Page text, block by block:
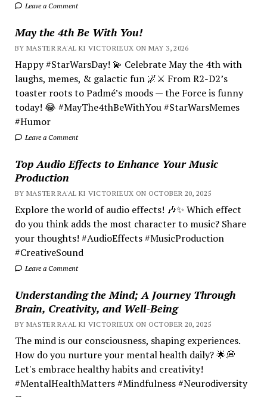
Leave a Comment
May the 4th Be With You!
BY MASTER RA'AL KI VICTORIEUX ON MAY 3, 2026
Happy #StarWarsDay! 💫 Celebrate May the 4th with
laughs, memes, & galactic fun 🌌⚔️ From R2-D2’s
toaster roots to Padmé’s moods — the Force is funny
today! 😂 #MayThe4thBeWithYou #StarWarsMemes
#Humor
Leave a Comment
Top Audio Effects to Enhance Your Music
Production
BY MASTER RA'AL KI VICTORIEUX ON OCTOBER 20, 2025
Explore the world of audio effects! 🎶✨ Which effect
do you think adds the most character to music? Share
your thoughts! #AudioEffects #MusicProduction
#CreativeSound
Leave a Comment
Understanding the Mind; A Journey Through
Brain, Creativity, and Well-Being
BY MASTER RA'AL KI VICTORIEUX ON OCTOBER 20, 2025
The mind is our consciousness, shaping experiences.
How do you nurture your mental health daily? 🌟💭
Let's embrace healthy habits and creativity!
#MentalHealthMatters #Mindfulness #Neurodiversity